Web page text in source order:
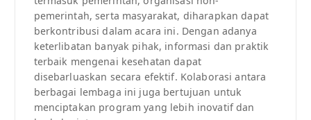
pemerintah, serta masyarakat, diharapkan dapat
berkontribusi dalam acara ini. Dengan adanya
keterlibatan banyak pihak, informasi dan praktik
terbaik mengenai kesehatan dapat
disebarluaskan secara efektif. Kolaborasi antara
berbagai lembaga ini juga bertujuan untuk
menciptakan program yang lebih inovatif dan